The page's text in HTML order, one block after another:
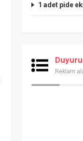
1 adet pide
Duyuru
Reklam